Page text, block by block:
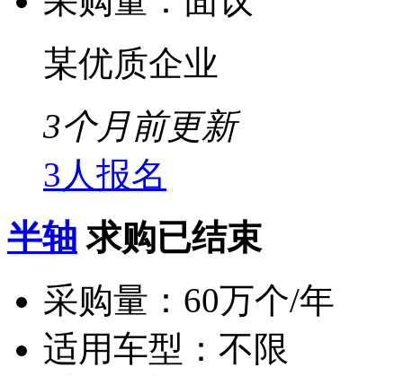
某优质企业
3个月前更新
3人报名
半轴 求购已结束
采购量： 60万个/年
适用车型： 不限